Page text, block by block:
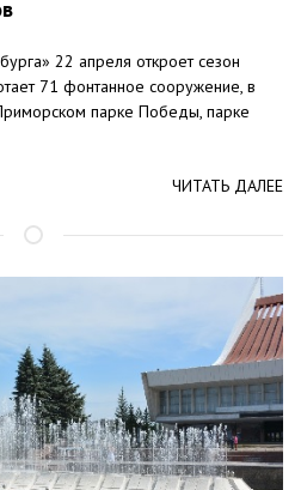
22 апреля откроет сезон
71 фонтанное сооружение, в
парке Победы, парке
ЧИТАТЬ ДАЛЕЕ